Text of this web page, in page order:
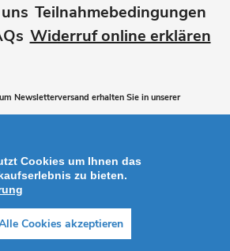
Teilnahmebedingungen
Widerruf online erklären
Newsletterversand erhalten Sie in unserer
Cookies um Ihnen das
zu bieten.
Cookies akzeptieren